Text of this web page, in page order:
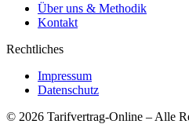
Über uns & Methodik
Kontakt
Rechtliches
Impressum
Datenschutz
© 2026 Tarifvertrag-Online – Alle